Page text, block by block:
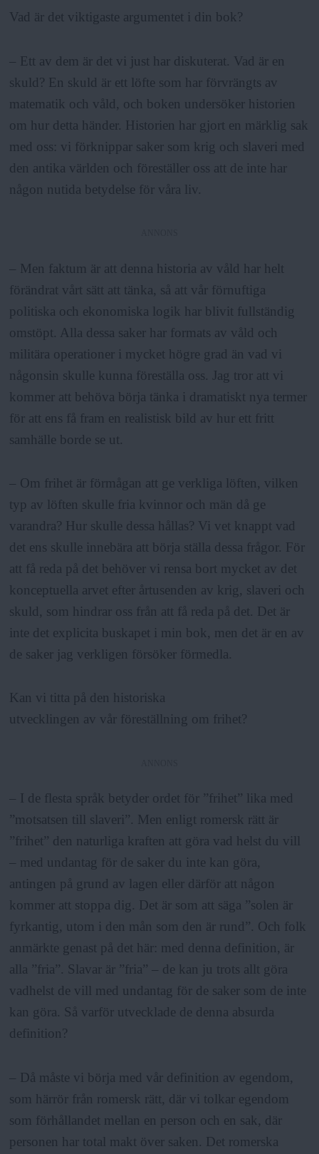
Vad är det viktigaste argumentet i din bok?
– Ett av dem är det vi just har diskuterat. Vad är en
skuld? En skuld är ett löfte som har förvrängts av
matematik och våld, och boken undersöker historien
om hur detta händer. Historien har gjort en märklig sak
med oss: vi förknippar saker som krig och slaveri med
den antika världen och föreställer oss att de inte har
någon nutida betydelse för våra liv.
– Men faktum är att denna historia av våld har helt
förändrat vårt sätt att tänka, så att vår förnuftiga
politiska och ekonomiska logik har blivit fullständig
omstöpt. Alla dessa saker har formats av våld och
militära operationer i mycket högre grad än vad vi
någonsin skulle kunna föreställa oss. Jag tror att vi
kommer att behöva börja tänka i dramatiskt nya termer
för att ens få fram en realistisk bild av hur ett fritt
samhälle borde se ut.
– Om frihet är förmågan att ge verkliga löften, vilken
typ av löften skulle fria kvinnor och män då ge
varandra? Hur skulle dessa hållas? Vi vet knappt vad
det ens skulle innebära att börja ställa dessa frågor. För
att få reda på det behöver vi rensa bort mycket av det
konceptuella arvet efter årtusenden av krig, slaveri och
skuld, som hindrar oss från att få reda på det. Det är
inte det explicita buskapet i min bok, men det är en av
de saker jag verkligen försöker förmedla.
Kan vi titta på den historiska
utvecklingen av vår föreställning om frihet?
– I de flesta språk betyder ordet för ”frihet” lika med
”motsatsen till slaveri”. Men enligt romersk rätt är
”frihet” den naturliga kraften att göra vad helst du vill
– med undantag för de saker du inte kan göra,
antingen på grund av lagen eller därför att någon
kommer att stoppa dig. Det är som att säga ”solen är
fyrkantig, utom i den mån som den är rund”. Och folk
anmärkte genast på det här: med denna definition, är
alla ”fria”. Slavar är ”fria” – de kan ju trots allt göra
vadhelst de vill med undantag för de saker som de inte
kan göra. Så varför utvecklade de denna absurda
definition?
– Då måste vi börja med vår definition av egendom,
som härrör från romersk rätt, där vi tolkar egendom
som förhållandet mellan en person och en sak, där
personen har total makt över saken. Det romerska